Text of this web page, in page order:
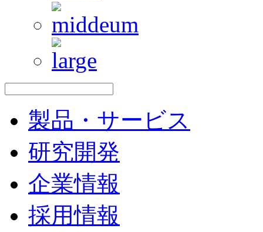
製品・サービス
研究開発
企業情報
採用情報